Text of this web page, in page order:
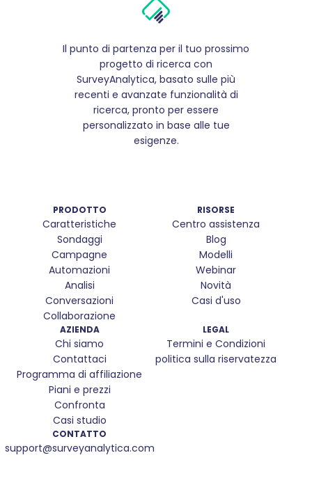
Il punto di partenza per il tuo prossimo
progetto di ricerca con
SurveyAnalytica, basato sulle più
recenti e avanzate funzionalità di
ricerca, pronto per essere
personalizzato in base alle tue
esigenze.
PRODOTTO
Caratteristiche
Sondaggi
Campagne
Automazioni
Analisi
Conversazioni
Collaborazione
RISORSE
Centro assistenza
Blog
Modelli
Webinar
Novità
Casi d'uso
AZIENDA
Chi siamo
Contattaci
Programma di affiliazione
Piani e prezzi
Confronta
Casi studio
LEGAL
Termini e Condizioni
politica sulla riservatezza
CONTATTO
support@surveyanalytica.com